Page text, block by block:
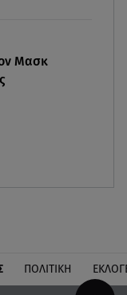
Μασκ
ΠΟΛΙΤΙΚΗ